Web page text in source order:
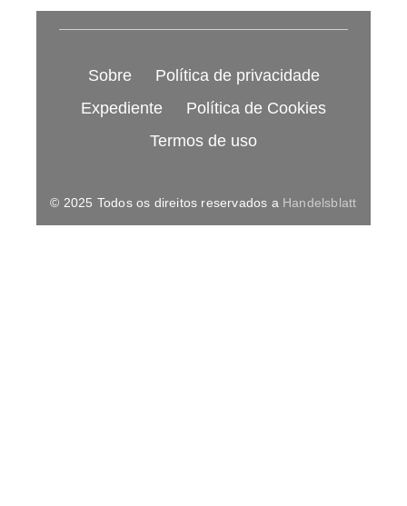
Sobre
Política de privacidade
Expediente
Política de Cookies
Termos de uso
© 2025 Todos os direitos reservados a Handelsblatt